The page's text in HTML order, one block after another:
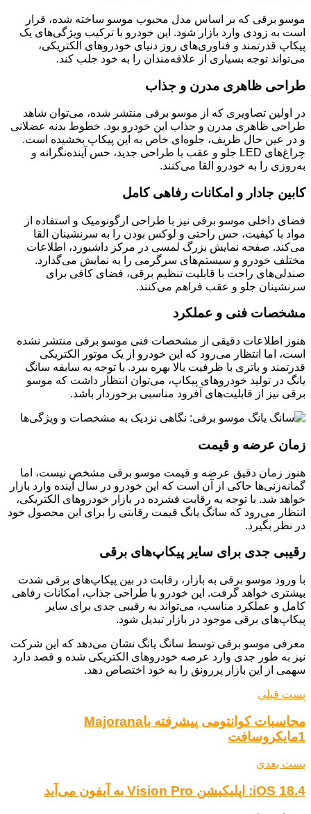
موسو برقی که بر اساس مدل محبوب موسو ساخته شده، قرار
است به زودی وارد بازار شود. این خودرو با ترکیب ویژگی‌های یک
پیکاپ قدرتمند و فناوری‌های روز دنیای خودروهای الکتریکی،
می‌تواند توجه بسیاری از علاقه‌مندان را به خود جلب کند.
طراحی ظاهری مدرن و جذاب
در اولین تصاویری که از موسو برقی منتشر شده، می‌توان شاهد
طراحی ظاهری مدرن و جذاب این خودرو بود. خطوط بدنه عضلانی
و در عین حال ظریف، جلوه‌ای خاص به این پیکاپ بخشیده است.
چراغ‌های LED جلو و عقب با طراحی جدید، حس آینده‌نگرانه و
به‌روزی را به خودرو القا می‌کنند.
کابین جادار و امکانات رفاهی کامل
فضای داخلی موسو برقی نیز با طراحی ارگونومیک و استفاده از
مواد با کیفیت، حس راحتی و لوکس بودن را به سرنشینان القا
می‌کند. صفحه نمایش بزرگ لمسی در مرکز داشبورد، اطلاعات
مختلف خودرو و سیستم‌های سرگرمی را به نمایش می‌گذارد.
صندلی‌های راحت با قابلیت تنظیم برقی، فضای کافی برای
سرنشینان جلو و عقب فراهم می‌کنند.
مشخصات فنی و عملکرد
هنوز اطلاعات دقیقی از مشخصات فنی موسو برقی منتشر نشده
است، اما انتظار می‌رود که این خودرو از یک موتور الکتریکی
قدرتمند و باتری با ظرفیت بالا بهره ببرد. با توجه به سابقه سانگ
یانگ در تولید خودروهای پیکاپ، می‌توان انتظار داشت که موسو
برقی نیز از قابلیت‌های آفرود مناسبی برخوردار باشد.
زمان عرضه و قیمت
هنوز زمان دقیق عرضه و قیمت موسو برقی مشخص نیست، اما
گمانه‌زنی‌ها حاکی از آن است که این خودرو در سال آینده وارد بازار
خواهد شد. با توجه به رقابت فشرده در بازار خودروهای الکتریکی،
انتظار می‌رود که سانگ یانگ قیمت رقابتی را برای این محصول خود
در نظر بگیرد.
رقیبی جدی برای سایر پیکاپ‌های برقی
با ورود موسو برقی به بازار، رقابت در بین پیکاپ‌های برقی شدت
بیشتری خواهد گرفت. این خودرو با طراحی جذاب، امکانات رفاهی
کامل و عملکرد مناسب، می‌تواند به رقیبی جدی برای سایر
پیکاپ‌های برقی موجود در بازار تبدیل شود.
معرفی موسو برقی توسط سانگ یانگ نشان می‌دهد که این شرکت
نیز به طور جدی وارد عرصه خودروهای الکتریکی شده و قصد دارد
سهمی از این بازار پررونق را به خود اختصاص دهد.
پست قبلی
محاسبات کوانتومی پیشرفته باMajorana
1مایکروسافت
پست بعدی
iOS 18.4: اپلیکیشن Vision Pro به آیفون می‌آید